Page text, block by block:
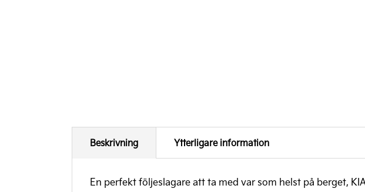
Beskrivning Ytterligare information
En perfekt följeslagare att ta med var som helst på berget,